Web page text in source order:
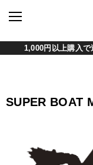
1,000円以上購入
SUPER BOAT